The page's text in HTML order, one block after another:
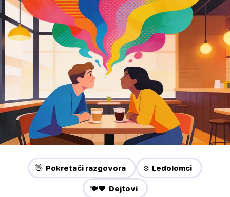
👋 Pokretači razgovora ❄️ Ledolomci
🍽️❤️ Dejtovi